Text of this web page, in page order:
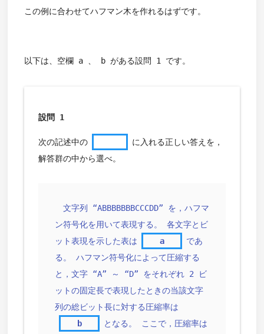
この例に合わせてハフマン木を作れるはずです。
以下は、空欄 a 、 b がある設問 1 です。
設問 1
次の記述中の
に入れる正しい答えを，
解答群の中から選べ。
文字列 “ABBBBBBBCCCDD” を，ハフマ
ン符号化を用いて表現する。 各文字とビ
ット表現を示した表は
a
であ
る。 ハフマン符号化によって圧縮する
と，文字 “A” ～ “D” をそれぞれ 2 ビ
ットの固定長で表現したときの当該文字
列の総ビット長に対する圧縮率は
b
となる。 ここで，圧縮率は